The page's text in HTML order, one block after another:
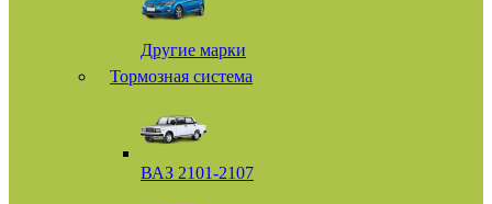
Другие марки
Тормозная система
ВАЗ 2101-2107